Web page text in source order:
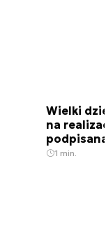
Wielki
na
1 min.